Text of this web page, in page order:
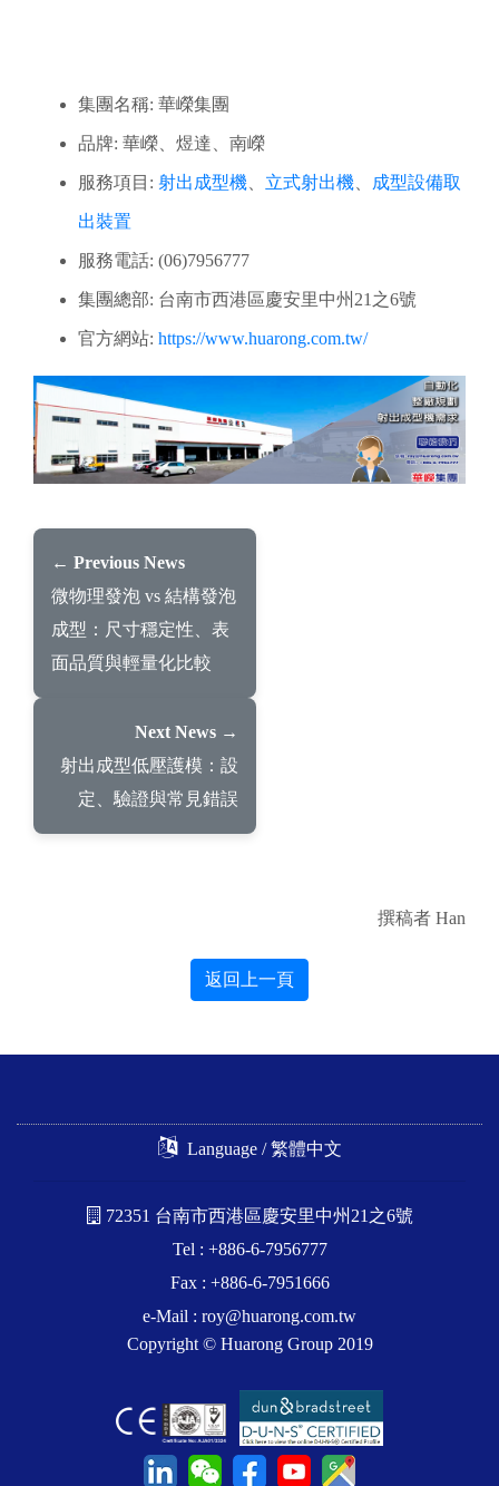
集團名稱: 華嶸集團
品牌: 華嶸、煜達、南嶸
服務項目: 射出成型機 立式射出機 成型設備取
出裝置
服務電話: (06)7956777
集團總部: 台南市西港區慶安里中州21之6號
官方網站: https://www.huarong.com.tw/
← Previous News
微物理發泡 vs 結構發泡
成型：尺寸穩定性、表
面品質與輕量化比較
Next News →
射出成型低壓護模：設
定、驗證與常見錯誤
撰稿者 Han
返回上一頁
Language / 繁體中文
72351 台南市西港區慶安里中州21之6號
Tel : +886-6-7956777
Fax : +886-6-7951666
e-Mail : roy@huarong.com.tw
Copyright © Huarong Group 2019